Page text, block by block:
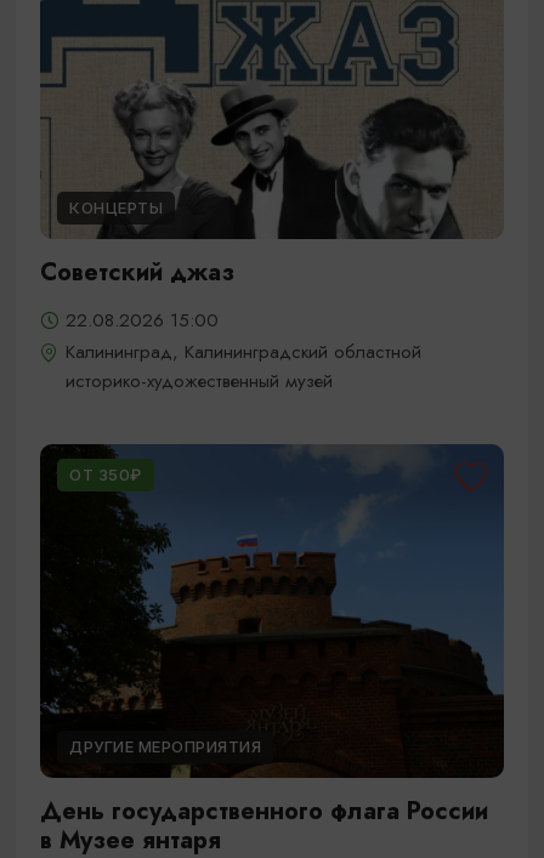
КОНЦЕРТЫ
Советский джаз
22.08.2026 15:00
Калининград, Калининградский областной
историко-художественный музей
ОТ 350₽
ДРУГИЕ МЕРОПРИЯТИЯ
День государственного флага России
в Музее янтаря